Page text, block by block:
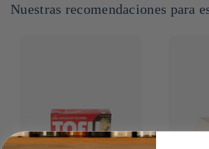
Nuestras recomendaciones para